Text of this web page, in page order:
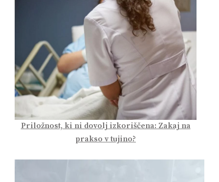
Priložnost, ki ni dovolj izkoriščena: Zakaj na
prakso v tujino?